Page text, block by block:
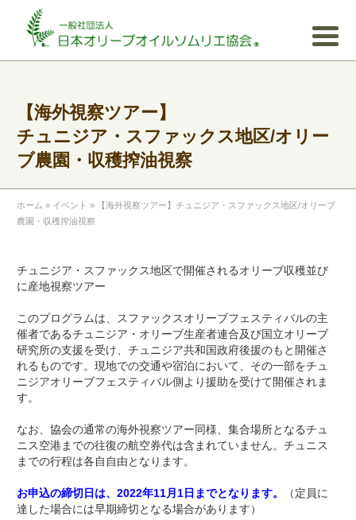
【海外視察ツアー】
チュニジア・スファックス地区/オリー
ブ農園・収穫搾油視察
ホーム » イベント »
【海外視察ツアー】チュニジア・スファックス地区/オリーブ
農園・収穫搾油視察
チュニジア・スファックス地区で開催されるオリーブ収穫並び
に産地視察ツアー
このプログラムは、スファックスオリーブフェスティバルの主
催者であるチュニジア・オリーブ生産者連合及び国立オリーブ
研究所の支援を受け、チュニジア共和国政府後援のもと開催さ
れるものです。現地での交通や宿泊において、その一部をチュ
ニジアオリーブフェスティバル側より援助を受けて開催されま
す。
なお、協会の通常の海外視察ツアー同様、集合場所となるチュ
ニス空港までの往復の航空券代は含まれていません。チュニス
までの行程は各自自由となります。
お申込の締切日は、2022年11月1日までとなります。
（定員に
達した場合には早期締切となる場合があります）